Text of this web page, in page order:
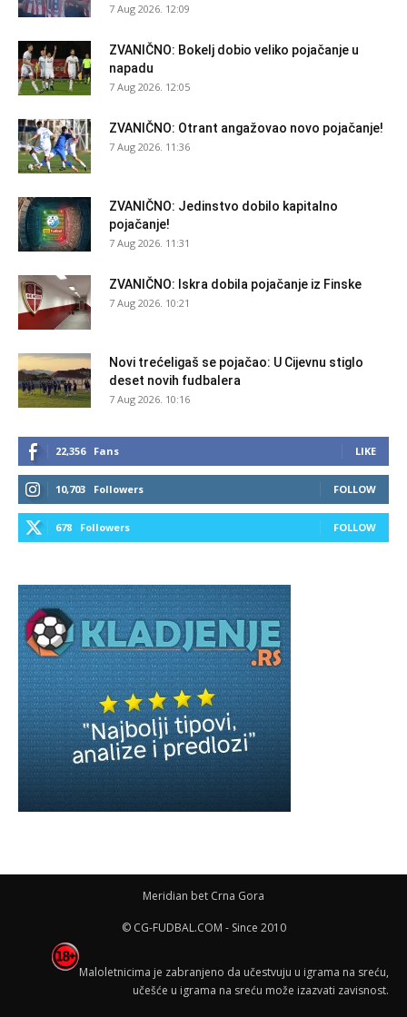
7 Aug 2026. 12:09
ZVANIČNO: Bokelj dobio veliko pojačanje u
napadu
7 Aug 2026. 12:05
ZVANIČNO: Otrant angažovao novo pojačanje!
7 Aug 2026. 11:36
ZVANIČNO: Jedinstvo dobilo kapitalno
pojačanje!
7 Aug 2026. 11:31
ZVANIČNO: Iskra dobila pojačanje iz Finske
7 Aug 2026. 10:21
Novi trećeligaš se pojačao: U Cijevnu stiglo
deset novih fudbalera
7 Aug 2026. 10:16
22,356 Fans LIKE
10,703 Followers FOLLOW
678 Followers FOLLOW
Meridian bet Crna Gora
© CG-FUDBAL.COM - Since 2010
Maloletnicima je zabranjeno da učestvuju u igrama na sreću,
učešće u igrama na sreću može izazvati zavisnost.